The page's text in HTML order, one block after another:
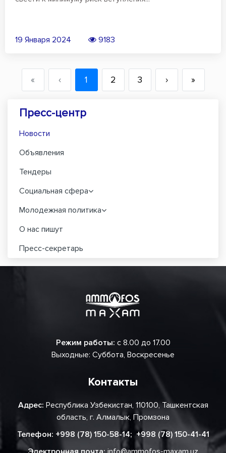
19 Января 2024 9183
« ‹ 1 2 3 › »
Пресс-центр
Новости
Объявления
Тендеры
Социальная сфера
Молодежная политика
О нас пишут
Пресс-секретарь
Режим работы: с 8.00 до 17.00
Выходные: Суббота, Воскресенье
Контакты
Адрес: Республика Узбекистан, 110100, Ташкентская
область, г. Алмалык, Промзона
Телефон: +998 (78) 150-58-14; +998 (78) 150-41-41